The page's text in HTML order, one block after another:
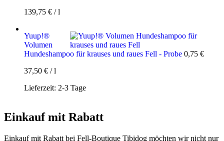
139,75 € /l
Yuup!®
Volumen
Hundeshampoo für krauses und raues Fell - Probe 0,75 €
37,50 € /l
Lieferzeit: 2-3 Tage
Einkauf mit Rabatt
Einkauf mit Rabatt bei Fell-Boutique Tibidog möchten wir nicht nur